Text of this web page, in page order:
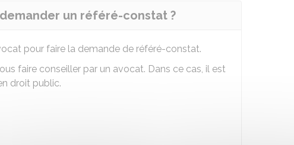
un référé-constat ?
pour faire la demande de référé-constat.
faire conseiller par un avocat. Dans ce cas, il est
droit public.